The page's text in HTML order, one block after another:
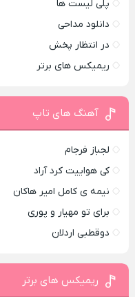
پلی لیست ها
دانلود مداحی
در انتظار پخش
ریمیکس های برتر
آهنگ های تاپ
لجباز فرجام
کی هواییت کرد آراد
نیمه ی کامل امیر هاکان
برای تو مهیار و پوری
دوقطبی اردلان
ریمیکس های برتر